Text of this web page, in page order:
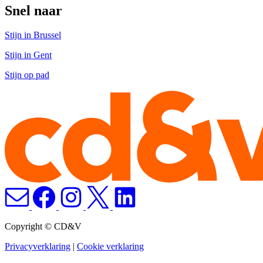
Snel naar
Stijn in Brussel
Stijn in Gent
Stijn op pad
Copyright © CD&V
Privacyverklaring | Cookie verklaring